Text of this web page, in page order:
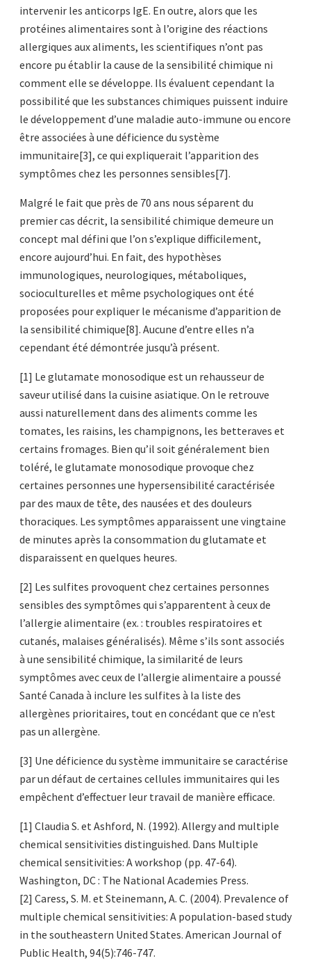
intervenir les anticorps IgE. En outre, alors que les
protéines alimentaires sont à l’origine des réactions
allergiques aux aliments, les scientifiques n’ont pas
encore pu établir la cause de la sensibilité chimique ni
comment elle se développe. Ils évaluent cependant la
possibilité que les substances chimiques puissent induire
le développement d’une maladie auto-immune ou encore
être associées à une déficience du système
immunitaire[3], ce qui expliquerait l’apparition des
symptômes chez les personnes sensibles[7].
Malgré le fait que près de 70 ans nous séparent du
premier cas décrit, la sensibilité chimique demeure un
concept mal défini que l’on s’explique difficilement,
encore aujourd’hui. En fait, des hypothèses
immunologiques, neurologiques, métaboliques,
socioculturelles et même psychologiques ont été
proposées pour expliquer le mécanisme d’apparition de
la sensibilité chimique[8]. Aucune d’entre elles n’a
cependant été démontrée jusqu’à présent.
[1] Le glutamate monosodique est un rehausseur de
saveur utilisé dans la cuisine asiatique. On le retrouve
aussi naturellement dans des aliments comme les
tomates, les raisins, les champignons, les betteraves et
certains fromages. Bien qu’il soit généralement bien
toléré, le glutamate monosodique provoque chez
certaines personnes une hypersensibilité caractérisée
par des maux de tête, des nausées et des douleurs
thoraciques. Les symptômes apparaissent une vingtaine
de minutes après la consommation du glutamate et
disparaissent en quelques heures.
[2] Les sulfites provoquent chez certaines personnes
sensibles des symptômes qui s’apparentent à ceux de
l’allergie alimentaire (ex. : troubles respiratoires et
cutanés, malaises généralisés). Même s’ils sont associés
à une sensibilité chimique, la similarité de leurs
symptômes avec ceux de l’allergie alimentaire a poussé
Santé Canada à inclure les sulfites à la liste des
allergènes prioritaires, tout en concédant que ce n’est
pas un allergène.
[3] Une déficience du système immunitaire se caractérise
par un défaut de certaines cellules immunitaires qui les
empêchent d’effectuer leur travail de manière efficace.
[1] Claudia S. et Ashford, N. (1992). Allergy and multiple
chemical sensitivities distinguished. Dans Multiple
chemical sensitivities: A workshop (pp. 47-64).
Washington, DC : The National Academies Press.
[2] Caress, S. M. et Steinemann, A. C. (2004). Prevalence of
multiple chemical sensitivities: A population-based study
in the southeastern United States. American Journal of
Public Health, 94(5):746-747.